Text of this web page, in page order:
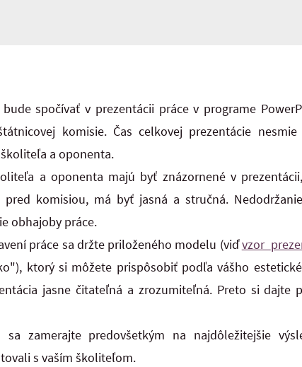
bude spočívať v prezentácii práce v programe
komisie. Čas celkovej prezentácie
a oponenta.
a oponenta majú byť znázornené v
pred komisiou, má byť jasná a stručná.
obhajoby práce.
práce sa držte priloženého modelu (viď
ktorý si môžete prispôsobiť podľa vášho
jasne čitateľná a zrozumiteľná. Preto si
sa zamerajte predovšetkým na najdôležitejšie
s vaším školiteľom.